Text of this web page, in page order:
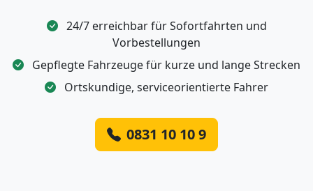
24/7 erreichbar für Sofortfahrten und
Vorbestellungen
Gepflegte Fahrzeuge für kurze und lange Strecken
Ortskundige, serviceorientierte Fahrer
0831 10 10 9